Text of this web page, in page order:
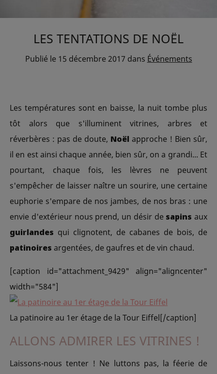
LES TENTATIONS DE NOËL
Publié le 15 décembre 2017 dans Événements
Les températures sont en baisse, la nuit tombe plus
tôt alors que s'illuminent vitrines, arbres et
réverbères : pas de doute, Noël approche ! Bien sûr,
il en est ainsi chaque année, bien sûr, on a grandi... Et
pourtant, chaque fois, les lèvres ne peuvent
s'empêcher de laisser naître un sourire, une certaine
euphorie s'empare de nos jambes, de nos bras : une
envie d'extérieur nous prend, un désir de sapins aux
guirlandes qui clignotent, de cabanes de bois, de
patinoires argentées, de gaufres et de vin chaud.
[caption id="attachment_9429" align="aligncenter"
width="584"]
La patinoire au 1er étage de la Tour Eiffel[/caption]
ALLONS ADMIRER LES VITRINES !
Laissons-nous tenter ! Ne luttons pas, la féerie de